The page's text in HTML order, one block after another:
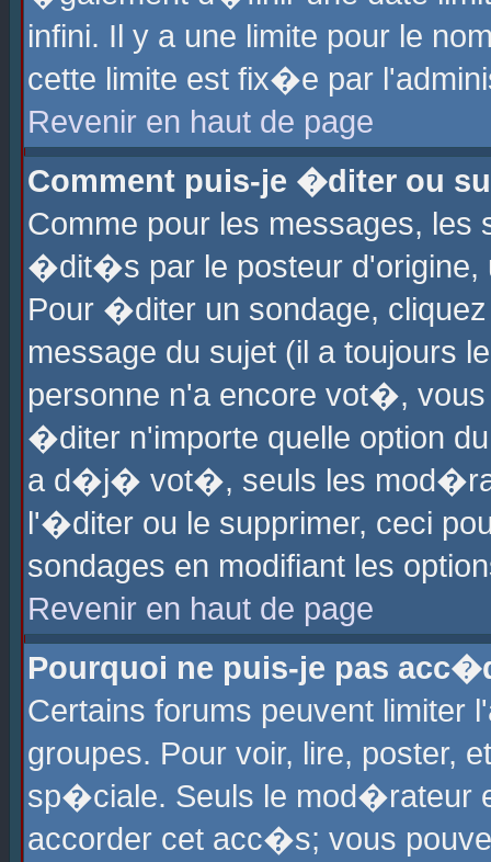
infini. Il y a une limite pour le
cette limite est fix�e par
Revenir en haut de page
Comment puis-je �diter ou
Comme pour les messages,
�dit�s par le posteur d'origine,
Pour �diter un sondage,
message du sujet (il a toujours
personne n'a encore vot�,
�diter n'importe quelle option
a d�j� vot�, seuls les
l'�diter ou le supprimer, ceci
sondages en modifiant les
Revenir en haut de page
Pourquoi ne puis-je pas
Certains forums peuvent
groupes. Pour voir, lire, poster,
sp�ciale. Seuls le mod�rateur
accorder cet acc�s; vous